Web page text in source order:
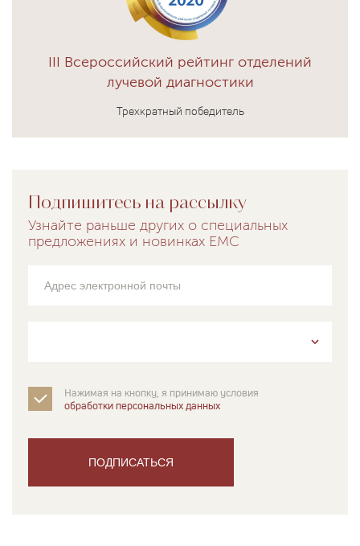
III Всероссийский рейтинг отделений
лучевой диагностики
Трехкратный победитель
Подпишитесь на рассылку
Узнайте раньше других о специальных
предложениях и новинках EMC
Нажимая на кнопку, я принимаю условия
обработки персональных данных
ПОДПИСАТЬСЯ